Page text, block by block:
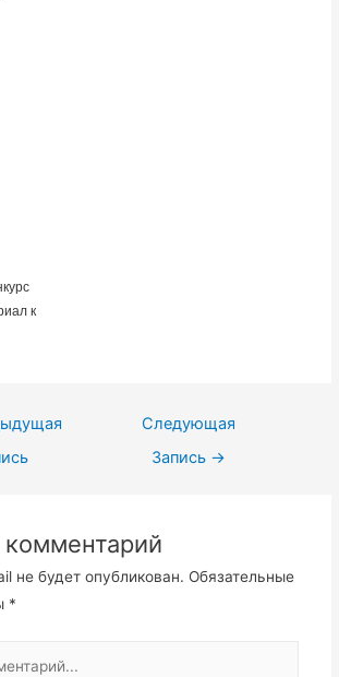
к
Следующая
Запись →
комментарий
не будет опубликован. Обязательные
*